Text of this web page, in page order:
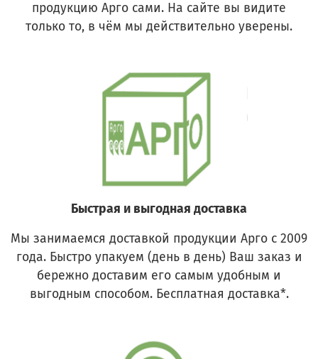
продукцию Арго сами. На сайте вы видите
только то, в чём мы действительно уверены.
Быстрая и выгодная доставка
Мы занимаемся доставкой продукции Арго с 2009
года. Быстро упакуем (день в день) Ваш заказ и
бережно доставим его самым удобным и
выгодным способом. Бесплатная доставка*.